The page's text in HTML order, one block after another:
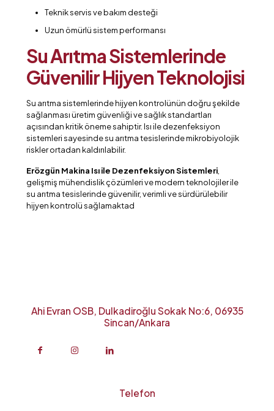
Teknik servis ve bakım desteği
Uzun ömürlü sistem performansı
Su Arıtma Sistemlerinde
Güvenilir Hijyen Teknolojisi
Su arıtma sistemlerinde hijyen kontrolünün doğru şekilde
sağlanması üretim güvenliği ve sağlık standartları
açısından kritik öneme sahiptir. Isı ile dezenfeksiyon
sistemleri sayesinde su arıtma tesislerinde mikrobiyolojik
riskler ortadan kaldırılabilir.
Erözgün Makina Isı ile Dezenfeksiyon Sistemleri
gelişmiş mühendislik çözümleri ve modern teknolojiler ile
su arıtma tesislerinde güvenilir, verimli ve sürdürülebilir
hijyen kontrolü sağlamaktad
Ahi Evran OSB, Dulkadiroğlu Sokak No:6, 06935
Sincan/Ankara
Telefon